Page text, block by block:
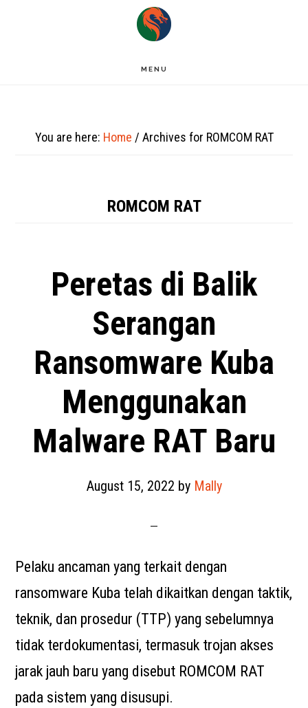
MENU
You are here: Home / Archives for ROMCOM RAT
ROMCOM RAT
Peretas di Balik
Serangan
Ransomware Kuba
Menggunakan
Malware RAT Baru
August 15, 2022 by Mally
Pelaku ancaman yang terkait dengan
ransomware Kuba telah dikaitkan dengan taktik,
teknik, dan prosedur (TTP) yang sebelumnya
tidak terdokumentasi, termasuk trojan akses
jarak jauh baru yang disebut ROMCOM RAT
pada sistem yang disusupi.